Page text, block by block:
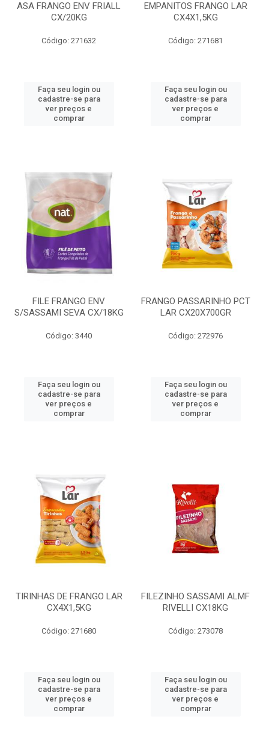
ASA FRANGO ENV FRIALL
CX/20KG
Código: 271632
Faça seu login ou
cadastre-se para
ver preços e
comprar
EMPANITOS FRANGO LAR
CX4X1,5KG
Código: 271681
Faça seu login ou
cadastre-se para
ver preços e
comprar
FILE FRANGO ENV
S/SASSAMI SEVA CX/18KG
Código: 3440
Faça seu login ou
cadastre-se para
ver preços e
comprar
FRANGO PASSARINHO PCT
LAR CX20X700GR
Código: 272976
Faça seu login ou
cadastre-se para
ver preços e
comprar
TIRINHAS DE FRANGO LAR
CX4X1,5KG
Código: 271680
Faça seu login ou
cadastre-se para
ver preços e
comprar
FILEZINHO SASSAMI ALMF
RIVELLI CX18KG
Código: 273078
Faça seu login ou
cadastre-se para
ver preços e
comprar